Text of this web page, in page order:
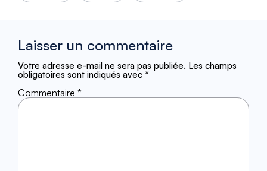
Laisser un commentaire
Votre adresse e-mail ne sera pas publiée. Les champs
obligatoires sont indiqués avec *
Commentaire *